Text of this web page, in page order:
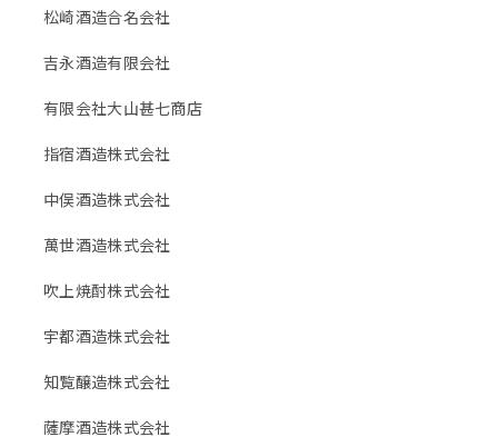
松崎酒造合名会社
吉永酒造有限会社
有限会社大山甚七商店
指宿酒造株式会社
中俣酒造株式会社
萬世酒造株式会社
吹上焼酎株式会社
宇都酒造株式会社
知覧醸造株式会社
薩摩酒造株式会社